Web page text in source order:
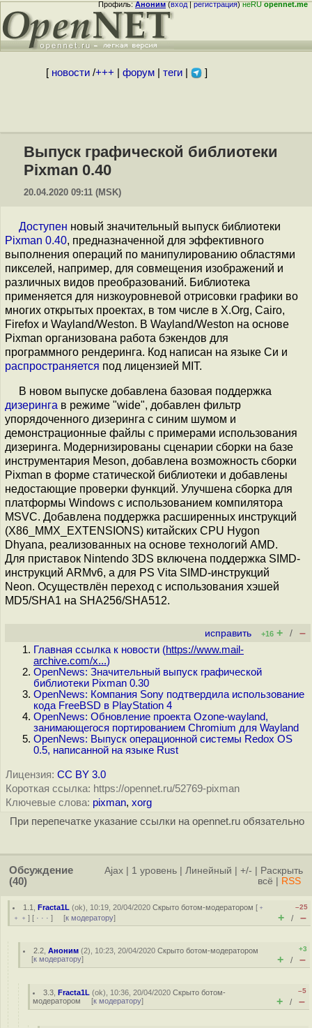
Профиль:Аноним(вход|регистрация)неRUopennet.me
[ новости/+++ форум| теги| ]
Выпуск графической библиотеки
Pixman 0.40
20.04.2020 09:11 (MSK)
Доступен новый значительный выпуск библиотеки
Pixman 0.40, предназначенной для эффективного
выполнения операций по манипулированию областями
пикселей, например, для совмещения изображений и
различных видов преобразований. Библиотека
применяется для низкоуровневой отрисовки графики во
многих открытых проектах, в том числе в X.Org, Cairo,
Firefox и Wayland/Weston. В Wayland/Weston на основе
Pixman организована работа бэкендов для
программного рендеринга. Код написан на языке Си и
распространяется под лицензией MIT.
В новом выпуске добавлена базовая поддержка
дизеринга в режиме "wide", добавлен фильтр
упорядоченного дизеринга с синим шумом и
демонстрационные файлы с примерами использования
дизеринга. Модернизированы сценарии сборки на базе
инструментария Meson, добавлена возможность сборки
Pixman в форме статической библиотеки и добавлены
недостающие проверки функций. Улучшена сборка для
платформы Windows c использованием компилятора
MSVC. Добавлена поддержка расширенных инструкций
(X86_MMX_EXTENSIONS) китайских CPU Hygon
Dhyana, реализованных на основе технологий AMD.
Для приставок Nintendo 3DS включена поддержка SIMD-
инструкций ARMv6, а для PS Vita SIMD-инструкций
Neon. Осуществлён переход с использования хэшей
MD5/SHA1 на SHA256/SHA512.
исправить +16 + / –
Главная ссылка к новости (https://www.mail-
archive.com/x...)
OpenNews: Значительный выпуск графической
библиотеки Pixman 0.30
OpenNews: Компания Sony подтвердила использование
кода FreeBSD в PlayStation 4
OpenNews: Обновление проекта Ozone-wayland,
занимающегося портированием Chromium для Wayland
OpenNews: Выпуск операционной системы Redox OS
0.5, написанной на языке Rust
Лицензия: CC BY 3.0
Короткая ссылка: https://opennet.ru/52769-pixman
Ключевые слова: pixman, xorg
При перепечатке указание ссылки на opennet.ru обязательно
Обсуждение
(40)
Ajax 1 уровень Линейный +/-
Раскрыть
всё
RSS
1.1 ,Fracta1L (ok), 10:19, 20/04/2020Скрыто ботом-модератором [ ﹢
﹢﹢ ] [ · · · ] [к модератору]
–25
+ / –
2.2 ,Аноним (2), 10:23, 20/04/2020Скрыто ботом-модератором
[к модератору]
+3
+ / –
3.3 ,Fracta1L (ok), 10:36, 20/04/2020Скрыто ботом-
модератором [к модератору]
–5
+ / –